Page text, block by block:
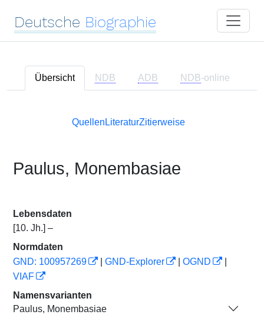
Deutsche Biographie
Übersicht NDB ADB NDB-online
Quellen LiteraturZitierweise
Paulus, Monembasiae
Lebensdaten
[10. Jh.] –
Normdaten
GND: 100957269
GND-Explorer OGND
VIAF
Namensvarianten
Paulus, Monembasiae